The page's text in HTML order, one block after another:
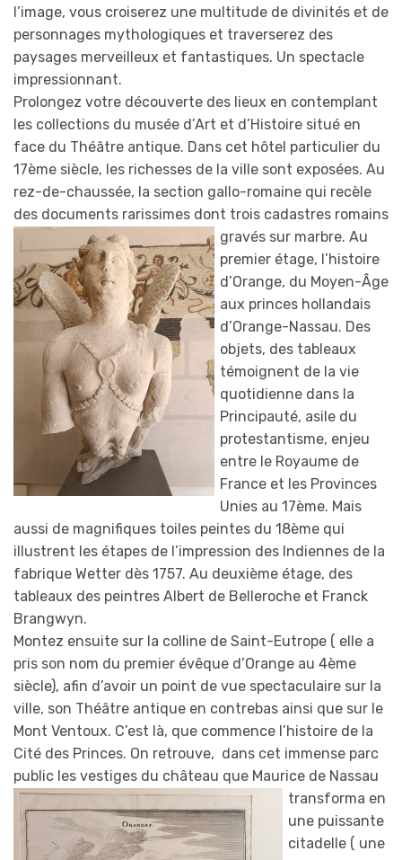
l’image, vous croiserez une multitude de divinités et de
personnages mythologiques et traverserez des
paysages merveilleux et fantastiques. Un spectacle
impressionnant.
Prolongez votre découverte des lieux en contemplant
les collections du musée d’Art et d’Histoire situé en
face du Théâtre antique. Dans cet hôtel particulier du
17ème siècle, les richesses de la ville sont exposées. Au
rez-de-chaussée, la section gallo-romaine qui recèle
des documents rarissimes dont trois cadastres romains
gravés sur marbre. Au
premier étage, l’histoire
d’Orange, du Moyen-Âge
aux princes hollandais
d’Orange-Nassau. Des
objets, des tableaux
témoignent de la vie
quotidienne dans la
Principauté, asile du
protestantisme, enjeu
entre le Royaume de
France et les Provinces
Unies au 17ème. Mais
aussi de magnifiques toiles peintes du 18ème qui
illustrent les étapes de l’impression des Indiennes de la
fabrique Wetter dès 1757. Au deuxième étage, des
tableaux des peintres Albert de Belleroche et Franck
Brangwyn.
Montez ensuite sur la colline de Saint-Eutrope ( elle a
pris son nom du premier évêque d’Orange au 4ème
siècle), afin d’avoir un point de vue spectaculaire sur la
ville, son Théâtre antique en contrebas ainsi que sur le
Mont Ventoux. C’est là, que commence l’histoire de la
Cité des Princes. On retrouve, dans cet immense parc
public les vestiges du château que Maurice d e Nassau
transforma en
une puissante
citadelle ( une